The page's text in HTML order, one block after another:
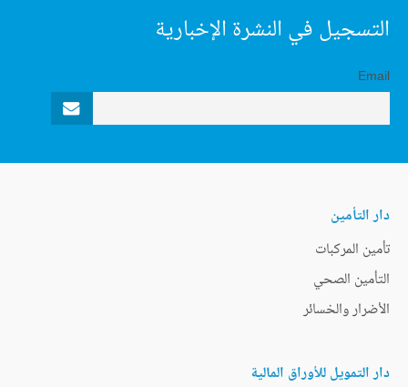
التسجيل في النشرة الإخبارية
Email
دار التأمين
تأمين المركبات
التأمين الصحي
الأضرار والخسائر
دار التمويل للأوراق المالية